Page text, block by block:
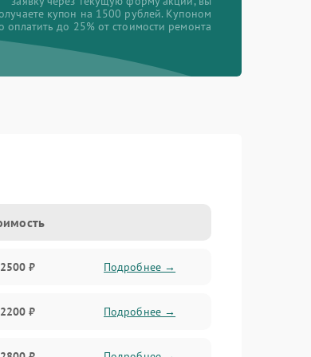
купон на 1500 рублей. Купоном
оплатить до 25% от стоимости ремонта
2500 ₽ Подробнее →
2200 ₽ Подробнее →